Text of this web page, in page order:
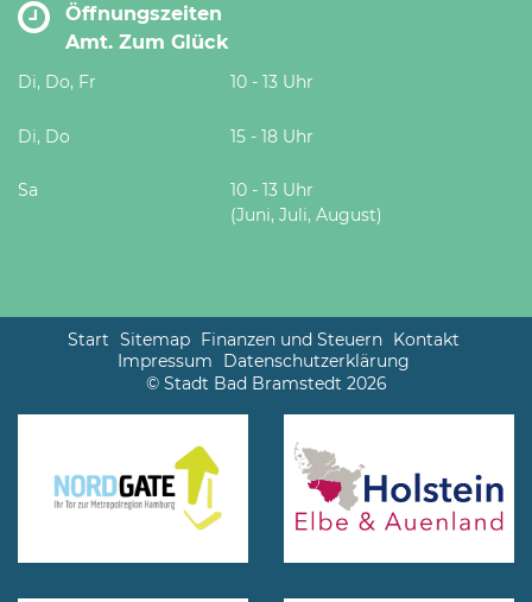
Öffnungszeiten
Amt. Zum Glück
Di, Do, Fr 10 - 13 Uhr
Di, Do 15 - 18 Uhr
Sa
10 - 13 Uhr
(Juni, Juli, August)
Start Sitemap Finanzen und Steuern Kontakt
Impressum
Datenschutzerklärung
© Stadt Bad Bramstedt 2026